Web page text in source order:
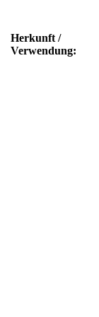
Herkunft /
Verwendung: